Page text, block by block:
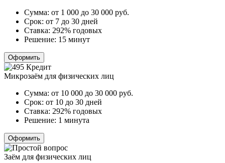
Сумма: от 1 000 до 30 000 руб.
Срок: от 7 до 30 дней
Ставка: 292% годовых
Решение: 15 минут
Оформить
Микрозаём для физических лиц
Сумма: от 10 000 до 30 000 руб.
Срок: от 10 до 30 дней
Ставка: 292% годовых
Решение: 1 минута
Оформить
Заём для физических лиц